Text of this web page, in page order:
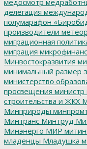
делегация
полумарафон
производители
миграционная
миграция
Минвостокразвития
минимальный размер
министерство
просвещения министр
строительства и ЖКХ
Минприроды
Минтранс Минтруд
Минэнерго МИР
младенцы Младушка